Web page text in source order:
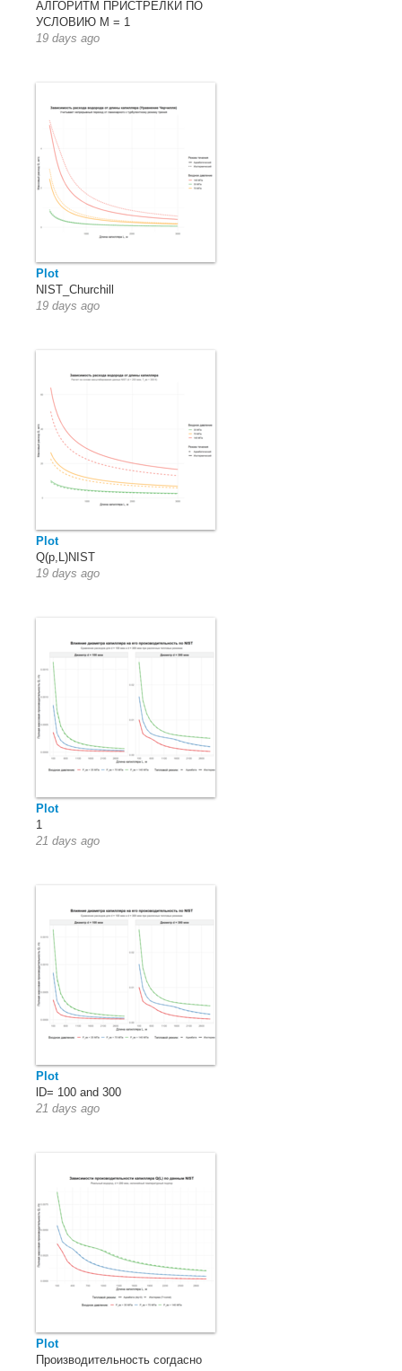
АЛГОРИТМ ПРИСТРЕЛКИ ПО
УСЛОВИЮ M = 1
19 days ago
Plot
NIST_Churchill
19 days ago
Plot
Q(p,L)NIST
19 days ago
Plot
1
21 days ago
Plot
lD= 100 and 300
21 days ago
Plot
Производительность согдасно